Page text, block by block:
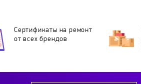
Сертификаты на ремонт
от всех брендов